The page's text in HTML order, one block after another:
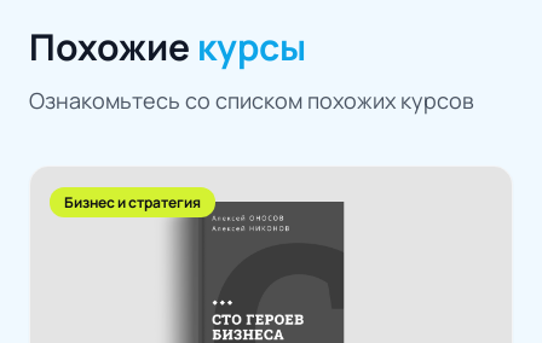
Похожие курсы
Ознакомьтесь со списком похожих курсов
Бизнес и стратегия